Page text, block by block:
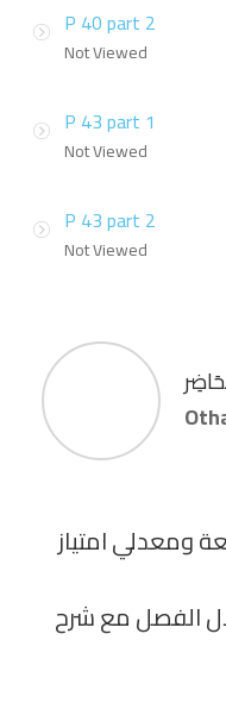
P 40 part 2
Not Viewed
P 43 part 1
Not Viewed
P 43 part 2
Not Viewed
ومعدلي امتياز
الفصل مع شرح